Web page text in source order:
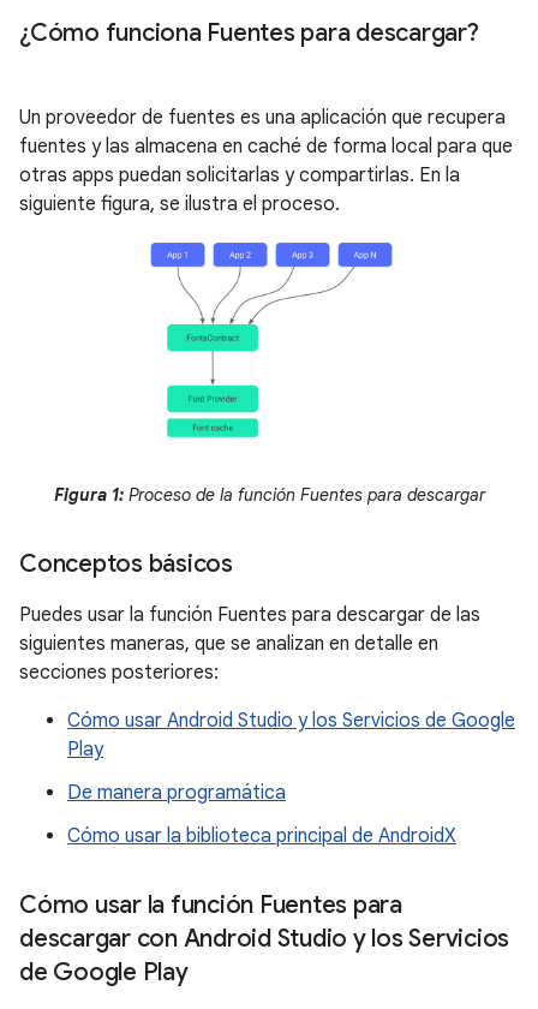
¿Cómo funciona Fuentes para descargar?
Un proveedor de fuentes es una aplicación que recupera
fuentes y las almacena en caché de forma local para que
otras apps puedan solicitarlas y compartirlas. En la
siguiente figura, se ilustra el proceso.
Figura 1:Proceso de la función Fuentes para descargar
Conceptos básicos
Puedes usar la función Fuentes para descargar de las
siguientes maneras, que se analizan en detalle en
secciones posteriores:
Cómo usar Android Studio y los Servicios de Google
Play
De manera programática
Cómo usar la biblioteca principal de AndroidX
Cómo usar la función Fuentes para
descargar con Android Studio y los Servicios
de Google Play